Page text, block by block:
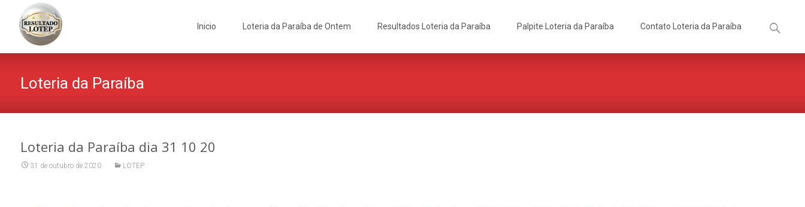
Inicio Loteria da Paraíba de Ontem Resultados Loteria da Paraíba Palpite Loteria da Paraíba Contato Loteria da Paraíba
por:
Loteria da Paraíba
Loteria da Paraíba dia 31 10 20
31 de outubro de 2020 LOTEP